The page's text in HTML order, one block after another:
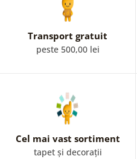
Transport gratuit
peste 500,00 lei
Cel mai vast sortiment
tapet și decorații